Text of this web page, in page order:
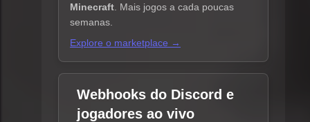
Minecraft . Mais jogos a cada poucas
semanas.
Explore o marketplace →
Webhooks do Discord e
jogadores ao vivo